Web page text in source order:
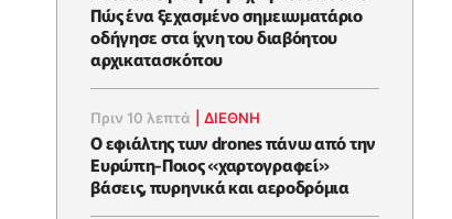
Πώς ένα ξεχασμένο σημειωματάριο
οδήγησε στα ίχνη του διαβόητου
αρχικατασκόπου
Πριν 10 λεπτά |ΔΙΕΘΝΗ
Ο εφιάλτης των drones πάνω από την
Ευρώπη-Ποιος «χαρτογραφεί»
βάσεις, πυρηνικά και αεροδρόμια